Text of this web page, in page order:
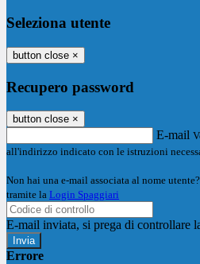
Seleziona utente
button close ×
Recupero password
button close ×
E-mail
all'indirizzo indicato con le istruzioni
Non hai una e-mail associata al nome
tramite la Login Spaggiari
E-mail inviata, si prega di controllare
Errore